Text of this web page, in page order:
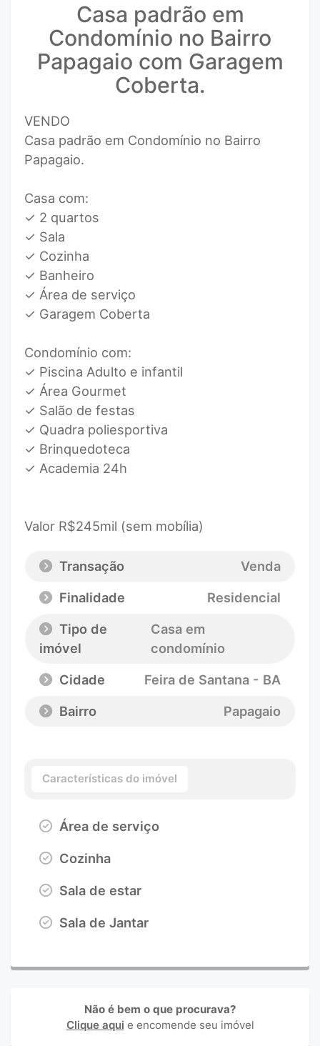
Casa padrão em
Condomínio no Bairro
Papagaio com Garagem
Coberta.
VENDO
Casa padrão em Condomínio no Bairro
Papagaio.
Casa com:
✓ 2 quartos
✓ Sala
✓ Cozinha
✓ Banheiro
✓ Área de serviço
✓ Garagem Coberta
Condomínio com:
✓ Piscina Adulto e infantil
✓ Área Gourmet
✓ Salão de festas
✓ Quadra poliesportiva
✓ Brinquedoteca
✓ Academia 24h
Valor R$245mil (sem mobília)
Transação
Venda
Finalidade
Residencial
Tipo de
imóvel
Casa em
condomínio
Cidade
Feira de Santana - BA
Bairro
Papagaio
Características do imóvel
Área de serviço
Cozinha
Sala de estar
Sala de Jantar
Não é bem o que procurava?
Clique aqui e encomende seu imóvel